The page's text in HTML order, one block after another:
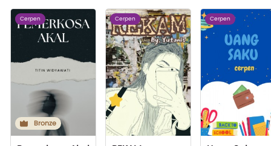
Cerpen
Bronze
Cerpen Cerpen